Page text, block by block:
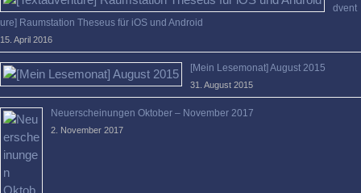
dvent
ure] Raumstation Theseus für iOS und Android
15. April 2016
[Mein Lesemonat] August 2015
31. August 2015
Neuerscheinungen Oktober – November 2017
2. November 2017